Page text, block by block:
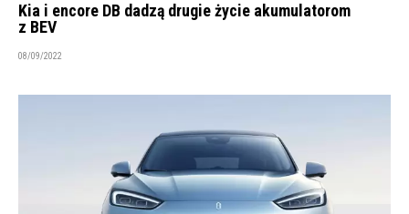
Kia i encore DB dadzą drugie życie akumulatorom
z BEV
08/09/2022